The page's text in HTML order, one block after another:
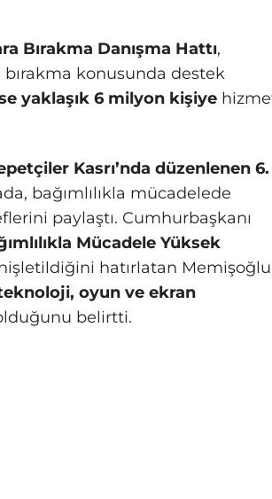
Bırakma Danışma Hattı,
konusunda destek
yaklaşık 6 milyon kişiye
Kasrı’nda düzenlenen 6.
bağımlılıkla mücadelede
paylaştı. Cumhurbaşkanı
Mücadele Yüksek
hatırlatan
oyun ve ekran
belirtti.